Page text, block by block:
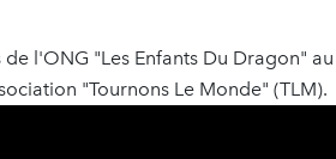
l'ONG "Les Enfants Du Dragon"
"Tournons Le Monde" (TLM).